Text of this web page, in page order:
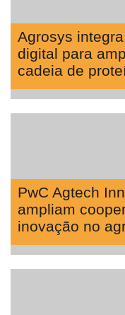
Lean
Way
Consulting
Agrosys
digital para
cadeia de
PwC Agtech
ampliam
inovação no